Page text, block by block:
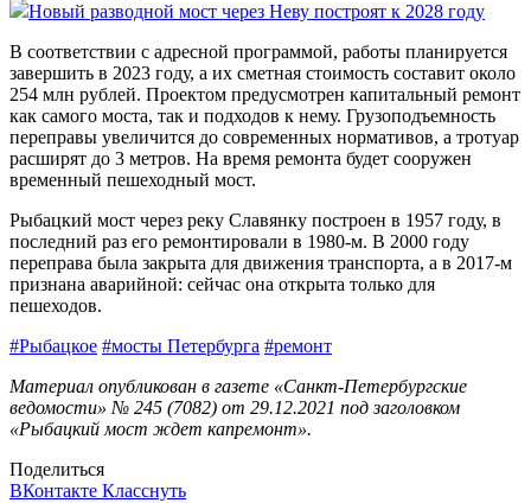
Новый разводной мост через Неву построят к 2028 году
В соответствии с адресной программой, работы планируется
завершить в 2023 году, а их сметная стоимость составит около
254 млн рублей. Проектом предусмотрен капитальный ремонт
как самого моста, так и подходов к нему. Грузоподъемность
переправы увеличится до современных нормативов, а тротуар
расширят до 3 метров. На время ремонта будет сооружен
временный пешеходный мост.
Рыбацкий мост через реку Славянку построен в 1957 году, в
последний раз его ремонтировали в 1980-м. В 2000 году
переправа была закрыта для движения транспорта, а в 2017-м
признана аварийной: сейчас она открыта только для
пешеходов.
#Рыбацкое #мосты Петербурга #ремонт
Материал опубликован в газете «Санкт-Петербургские
ведомости» № 245 (7082) от 29.12.2021 под заголовком
«Рыбацкий мост ждет капремонт».
Поделиться
ВКонтакте Класснуть